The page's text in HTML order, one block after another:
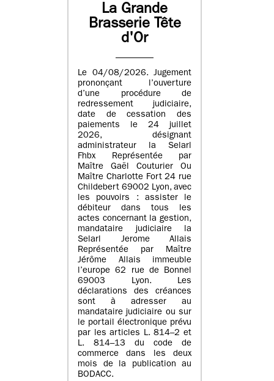
La Grande
Brasserie Tête
d'Or
Le 04/08/2026. Jugement
prononçant l’ouverture
d’une procédure de
redressement judiciaire,
date de cessation des
paiements le 24 juillet
2026, désignant
administrateur la Selarl
Fhbx Représentée par
Maître Gaël Couturier Ou
Maître Charlotte Fort 24 rue
Childebert 69002 Lyon, avec
les pouvoirs : assister le
débiteur dans tous les
actes concernant la gestion,
mandataire judiciaire la
Selarl Jerome Allais
Représentée par Maître
Jérôme Allais immeuble
l’europe 62 rue de Bonnel
69003 Lyon. Les
déclarations des créances
sont à adresser au
mandataire judiciaire ou sur
le portail électronique prévu
par les articles L. 814–2 et
L. 814–13 du code de
commerce dans les deux
mois de la publication au
BODACC.